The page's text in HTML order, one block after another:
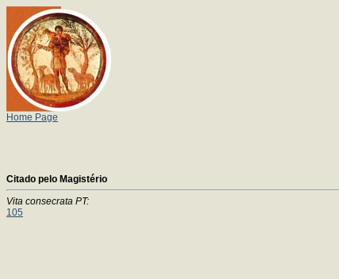
Home Page
Citado pelo Magistério
Vita consecrata PT:
105